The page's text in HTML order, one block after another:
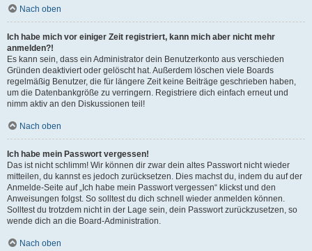
Nach oben
Ich habe mich vor einiger Zeit registriert, kann mich aber nicht mehr
anmelden?!
Es kann sein, dass ein Administrator dein Benutzerkonto aus verschieden
Gründen deaktiviert oder gelöscht hat. Außerdem löschen viele Boards
regelmäßig Benutzer, die für längere Zeit keine Beiträge geschrieben haben,
um die Datenbankgröße zu verringern. Registriere dich einfach erneut und
nimm aktiv an den Diskussionen teil!
Nach oben
Ich habe mein Passwort vergessen!
Das ist nicht schlimm! Wir können dir zwar dein altes Passwort nicht wieder
mitteilen, du kannst es jedoch zurücksetzen. Dies machst du, indem du auf der
Anmelde-Seite auf „Ich habe mein Passwort vergessen“ klickst und den
Anweisungen folgst. So solltest du dich schnell wieder anmelden können.
Solltest du trotzdem nicht in der Lage sein, dein Passwort zurückzusetzen, so
wende dich an die Board-Administration.
Nach oben